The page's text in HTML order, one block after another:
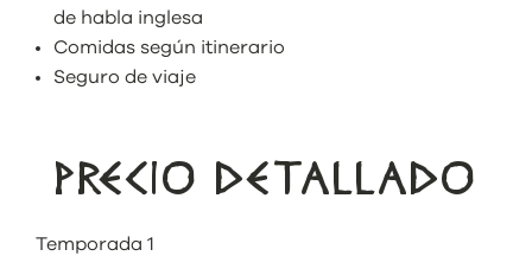
de habla inglesa
Comidas según itinerario
Seguro de viaje
PRECIO DETALLADO
Temporada 1